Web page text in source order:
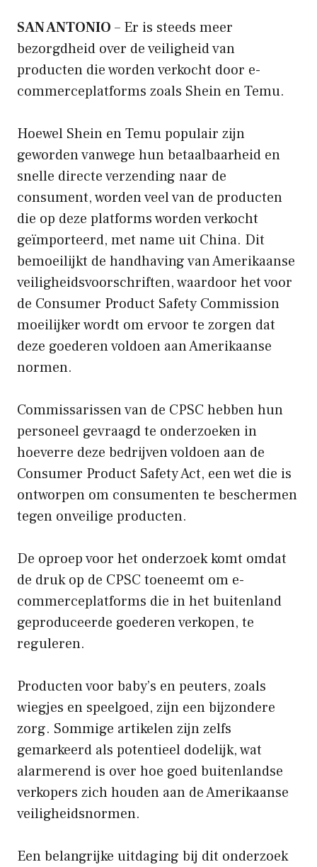
SAN ANTONIO – Er is steeds meer
bezorgdheid over de veiligheid van
producten die worden verkocht door e-
commerceplatforms zoals Shein en Temu.
Hoewel Shein en Temu populair zijn
geworden vanwege hun betaalbaarheid en
snelle directe verzending naar de
consument, worden veel van de producten
die op deze platforms worden verkocht
geïmporteerd, met name uit China. Dit
bemoeilijkt de handhaving van Amerikaanse
veiligheidsvoorschriften, waardoor het voor
de Consumer Product Safety Commission
moeilijker wordt om ervoor te zorgen dat
deze goederen voldoen aan Amerikaanse
normen.
Commissarissen van de CPSC hebben hun
personeel gevraagd te onderzoeken in
hoeverre deze bedrijven voldoen aan de
Consumer Product Safety Act, een wet die is
ontworpen om consumenten te beschermen
tegen onveilige producten.
De oproep voor het onderzoek komt omdat
de druk op de CPSC toeneemt om e-
commerceplatforms die in het buitenland
geproduceerde goederen verkopen, te
reguleren.
Producten voor baby’s en peuters, zoals
wiegjes en speelgoed, zijn een bijzondere
zorg. Sommige artikelen zijn zelfs
gemarkeerd als potentieel dodelijk, wat
alarmerend is over hoe goed buitenlandse
verkopers zich houden aan de Amerikaanse
veiligheidsnormen.
Een belangrijke uitdaging bij dit onderzoek